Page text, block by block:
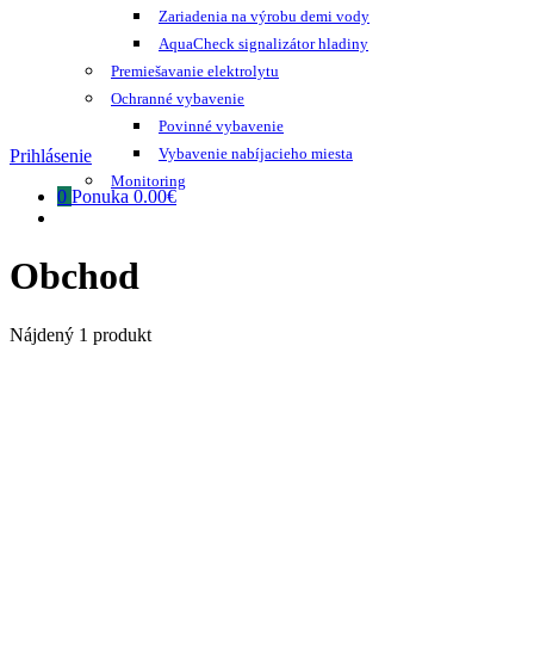
Zariadenia na výrobu demi vody
AquaCheck signalizátor hladiny
Premiešavanie elektrolytu
Ochranné vybavenie
Povinné vybavenie
Vybavenie nabíjacieho miesta
Monitoring
Prihlásenie
0 Ponuka 0.00€
Obchod
Nájdený 1 produkt